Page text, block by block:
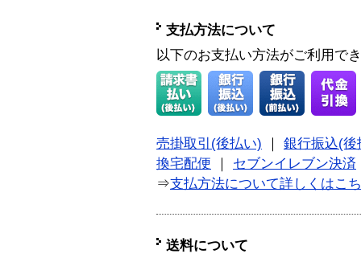
支払方法について
以下のお支払い方法がご利用で
売掛取引(後払い) ｜ 銀行振込(後
換宅配便 ｜ セブンイレブン決済
⇒支払方法について詳しくはこ
送料について